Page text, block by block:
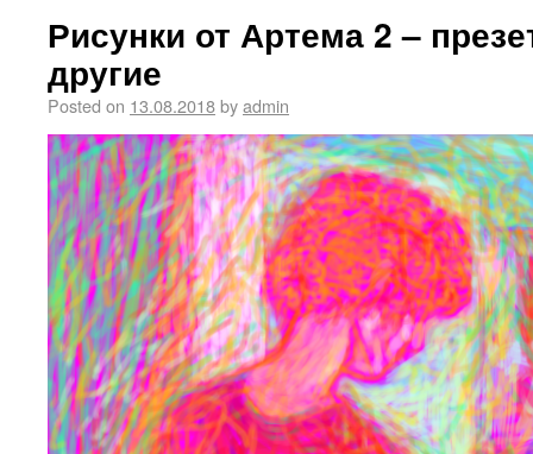
Рисунки от Артема 2 –
другие
Posted on 13.08.2018byadmin